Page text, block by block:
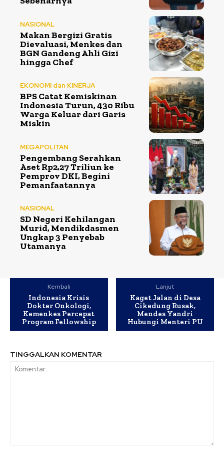
NASIONAL
Makan Bergizi Gratis
Dievaluasi, Menkes dan
BGN Gandeng Ahli Gizi
hingga Chef
EKONOMI dan KINERJA
BPS Catat Kemiskinan
Indonesia Turun, 430 Ribu
Warga Keluar dari Garis
Miskin
MEGAPOLITAN
Pengembang Serahkan
Aset Rp2,27 Triliun ke
Pemprov DKI, Begini
Pemanfaatannya
NASIONAL
SD Negeri Kehilangan
Murid, Mendikdasmen
Ungkap 3 Penyebab
Utamanya
Kembali
Indonesia Krisis
Dokter Onkologi,
Kemenkes Percepat
Program Fellowship
Lanjut
Kaget Jalan di Desa
Cikedung Rusak,
Mendes Yandri
Hubungi Menteri PU
TINGGALKAN KOMENTAR